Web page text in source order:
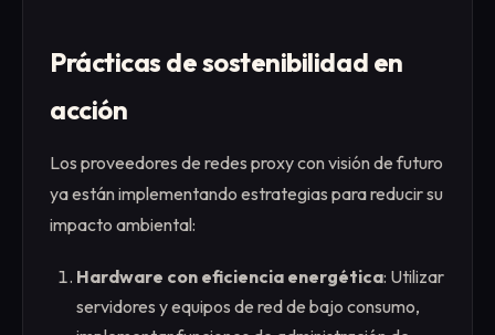
Prácticas de sostenibilidad en
acción
Los proveedores de redes proxy con visión de futuro
ya están implementando estrategias para reducir su
impacto ambiental:
Hardware con eficiencia energética: Utilizar
servidores y equipos de red de bajo consumo,